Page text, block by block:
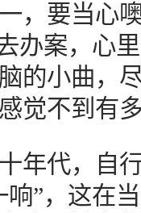
，要当心
办案，心
的小曲，
觉不到有
代，自行
响”，这在